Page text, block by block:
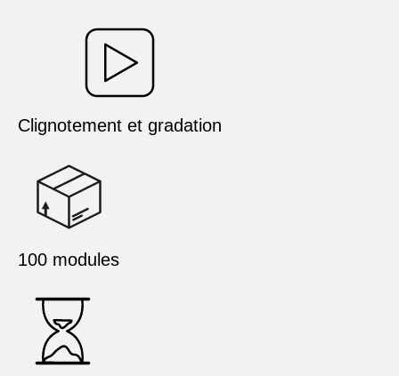
Clignotement et gradation
100 modules